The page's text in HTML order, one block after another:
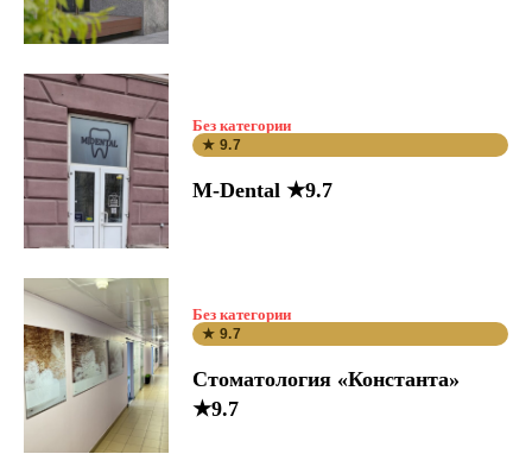
Без категории
★ 9.7
M-Dental ★9.7
Без категории
★ 9.7
Стоматология «Константа»
★9.7